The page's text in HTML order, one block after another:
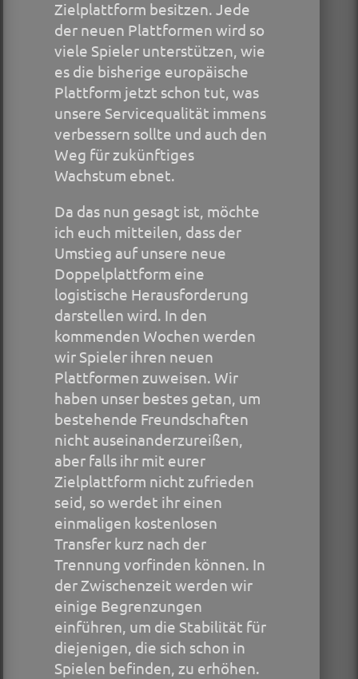
Zielplattform besitzen. Jede
der neuen Plattformen wird so
viele Spieler unterstützen, wie
es die bisherige europäische
Plattform jetzt schon tut, was
unsere Servicequalität immens
verbessern sollte und auch den
Weg für zukünftiges
Wachstum ebnet.
Da das nun gesagt ist, möchte
ich euch mitteilen, dass der
Umstieg auf unsere neue
Doppelplattform eine
logistische Herausforderung
darstellen wird. In den
kommenden Wochen werden
wir Spieler ihren neuen
Plattformen zuweisen. Wir
haben unser bestes getan, um
bestehende Freundschaften
nicht auseinanderzureißen,
aber falls ihr mit eurer
Zielplattform nicht zufrieden
seid, so werdet ihr einen
einmaligen kostenlosen
Transfer kurz nach der
Trennung vorfinden können. In
der Zwischenzeit werden wir
einige Begrenzungen
einführen, um die Stabilität für
diejenigen, die sich schon in
Spielen befinden, zu erhöhen.